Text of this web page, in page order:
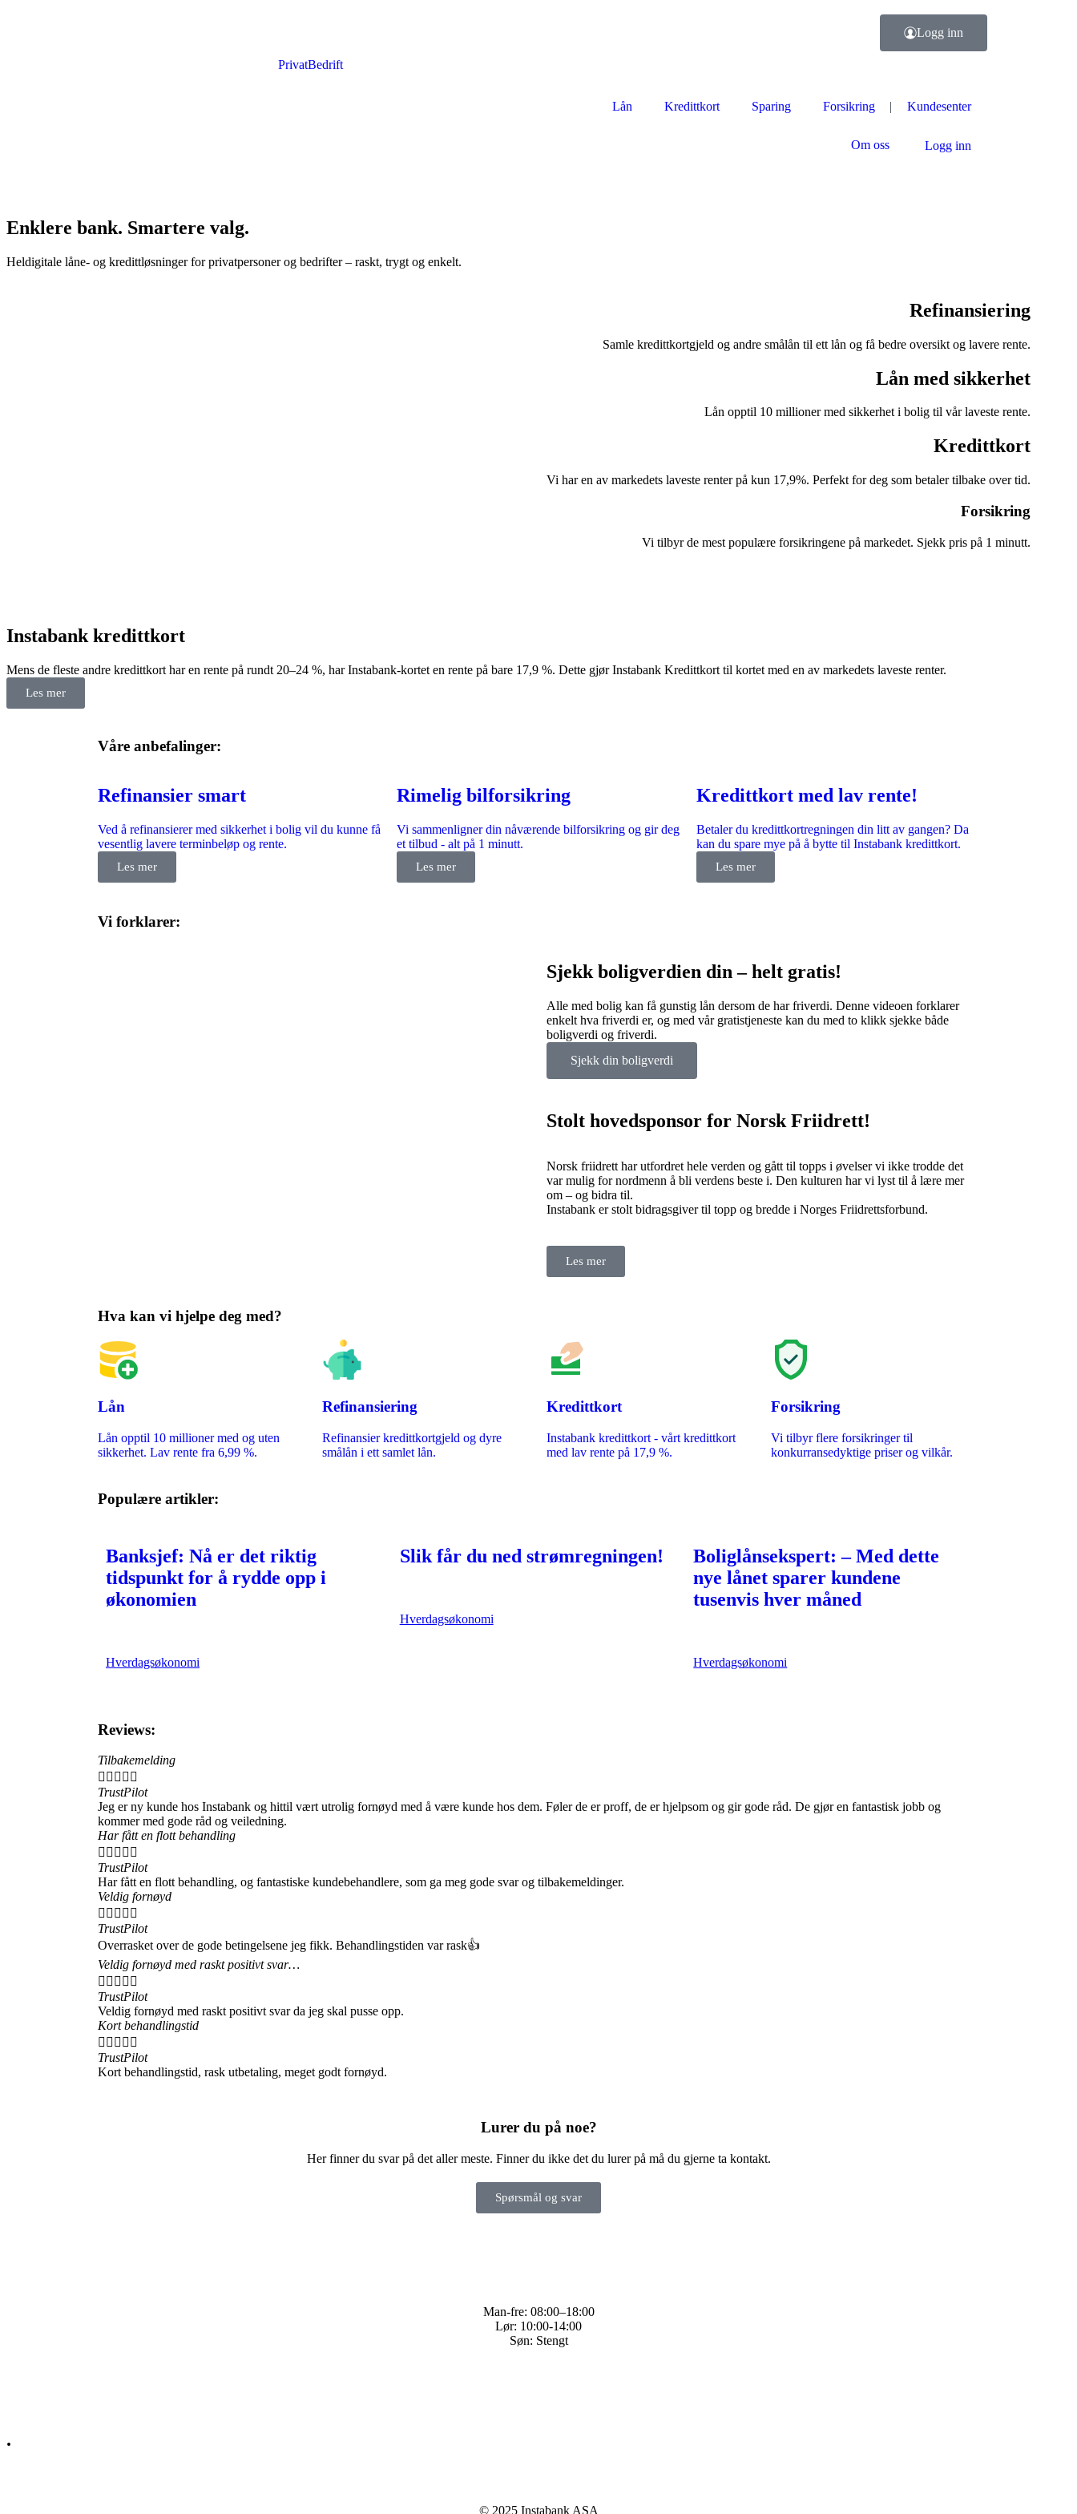
PrivatBedrift
Logg inn
Lån Kredittkort Sparing Forsikring Kundesenter
Om oss Logg inn
Enklere bank. Smartere valg.
Heldigitale låne- og kredittløsninger for privatpersoner og bedrifter – raskt, trygt og enkelt.
Refinansiering
Samle kredittkortgjeld og andre smålån til ett lån og få bedre oversikt og lavere rente.
Lån med sikkerhet
Lån opptil 10 millioner med sikkerhet i bolig til vår laveste rente.
Kredittkort
Vi har en av markedets laveste renter på kun 17,9%. Perfekt for deg som betaler tilbake over tid.
Forsikring
Vi tilbyr de mest populære forsikringene på markedet. Sjekk pris på 1 minutt.
Instabank kredittkort
Mens de fleste andre kredittkort har en rente på rundt 20–24 %, har Instabank-kortet en rente på bare 17,9 %. Dette gjør Instabank Kredittkort til kortet med en av markedets laveste renter.
Les mer
Våre anbefalinger:
Refinansier smart
Ved å refinansierer med sikkerhet i bolig vil du kunne få
vesentlig lavere terminbeløp og rente.
Les mer
Rimelig bilforsikring
Vi sammenligner din nåværende bilforsikring og gir deg
et tilbud - alt på 1 minutt.
Les mer
Kredittkort med lav rente!
Betaler du kredittkortregningen din litt av gangen? Da
kan du spare mye på å bytte til Instabank kredittkort.
Les mer
Vi forklarer:​
Sjekk boligverdien din – helt gratis!
Alle med bolig kan få gunstig lån dersom de har friverdi. Denne videoen forklarer
enkelt hva friverdi er, og med vår gratistjeneste kan du med to klikk sjekke både
boligverdi og friverdi.
Sjekk din boligverdi
Stolt hovedsponsor for Norsk Friidrett!​
Norsk friidrett har utfordret hele verden og gått til topps i øvelser vi ikke trodde det
var mulig for nordmenn å bli verdens beste i. Den kulturen har vi lyst til å lære mer
om – og bidra til.
Instabank er stolt bidragsgiver til topp og bredde i Norges Friidrettsforbund.
Les mer
Hva kan vi hjelpe deg med?​
Lån
Lån opptil 10 millioner med og uten
sikkerhet. Lav rente fra 6,99 %.
Refinansiering
Refinansier kredittkortgjeld og dyre
smålån i ett samlet lån.
Kredittkort
Instabank kredittkort - vårt kredittkort
med lav rente på 17,9 %.
Forsikring
Vi tilbyr flere forsikringer til
konkurransedyktige priser og vilkår.
Populære artikler:
Banksjef: Nå er det riktig
tidspunkt for å rydde opp i
økonomien
Hverdagsøkonomi
Slik får du ned strømregningen!
Hverdagsøkonomi
Boliglånsekspert: – Med dette
nye lånet sparer kundene
tusenvis hver måned
Hverdagsøkonomi
Reviews:​
Tilbakemelding
    
TrustPilot
Jeg er ny kunde hos Instabank og hittil vært utrolig fornøyd med å være kunde hos dem. Føler de er proff, de er hjelpsom og gir gode råd. De gjør en fantastisk jobb og
kommer med gode råd og veiledning.
Har fått en flott behandling
    
TrustPilot
Har fått en flott behandling, og fantastiske kundebehandlere, som ga meg gode svar og tilbakemeldinger.
Veldig fornøyd
    
TrustPilot
Overrasket over de gode betingelsene jeg fikk. Behandlingstiden var rask👍
Veldig fornøyd med raskt positivt svar…
    
TrustPilot
Veldig fornøyd med raskt positivt svar da jeg skal pusse opp.
Kort behandlingstid
    
TrustPilot
Kort behandlingstid, rask utbetaling, meget godt fornøyd.
Lurer du på noe?
Her finner du svar på det aller meste. Finner du ikke det du lurer på må du gjerne ta kontakt.
Spørsmål og svar
Man-fre: 08:00–18:00
Lør: 10:00-14:00
Søn: Stengt
.
© 2025 Instabank ASA